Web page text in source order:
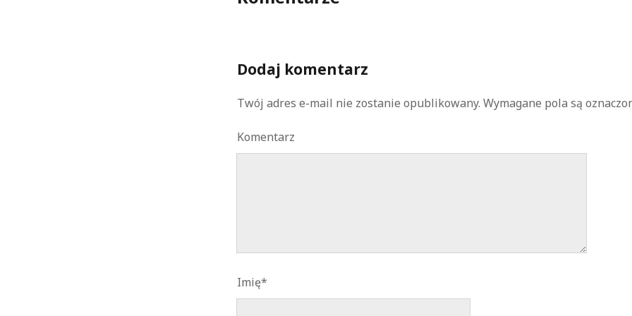
Dodaj komentarz
Twój adres e-mail nie zostanie opublikowany. Wymagane pola są
Komentarz
Imię*